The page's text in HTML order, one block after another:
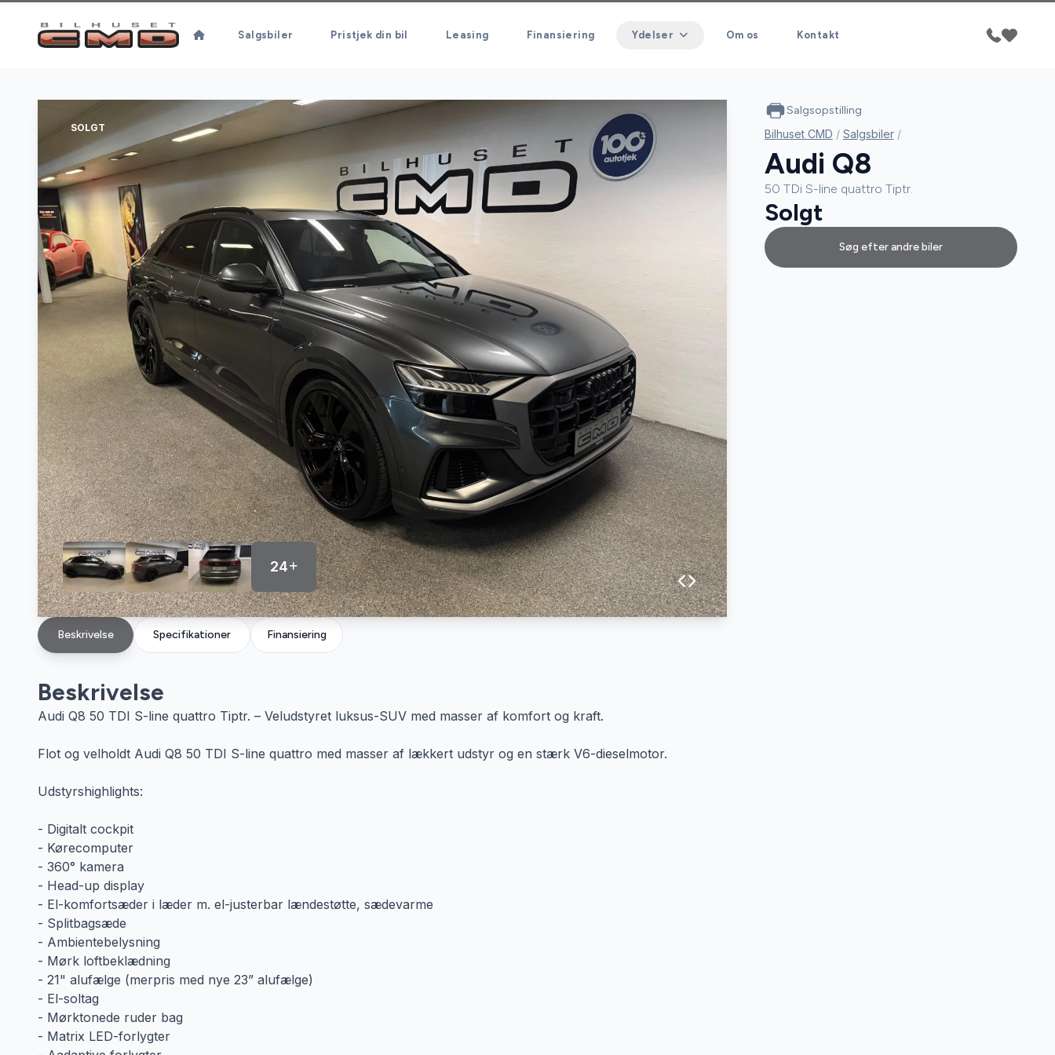
Salgsbiler Pristjek din bil Leasing Finansiering Ydelser Om os Kontakt
SOLGT
24
Specifikationer
Beskrivelse Finansiering
Beskrivelse
Audi Q8 50 TDI S-line quattro Tiptr. – Veludstyret luksus-SUV med masser af komfort og kraft.
Flot og velholdt Audi Q8 50 TDI S-line quattro med masser af lækkert udstyr og en stærk V6-dieselmotor.
Udstyrshighlights:
- Digitalt cockpit
- Kørecomputer
- 360° kamera
- Head-up display
- El-komfortsæder i læder m. el-justerbar lændestøtte, sædevarme
- Splitbagsæde
- Ambientebelysning
- Mørk loftbeklædning
- 21" alufælge (merpris med nye 23” alufælge)
- El-soltag
- Mørktonede ruder bag
- Matrix LED-forlygter
Salgsopstilling
Bilhuset CMD / Salgsbiler /
Audi Q8
50 TDi S-line quattro Tiptr.
Solgt
Søg efter andre biler